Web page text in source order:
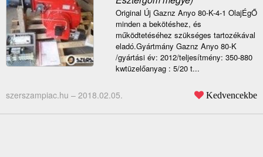
Original Új Gaznz Anyo 80-K-4-1 OlajÉgŐ
minden a bekötéshez, és
működtetéséhez szükséges tartozékával
eladó.Gyártmány Gaznz Anyo 80-K
/gyártási év: 2012/teljesítmény: 350-880
kwtüzelőanyag : 5/20 t...
szerszampiac.hu – 2018.02.05. Kedvencekbe